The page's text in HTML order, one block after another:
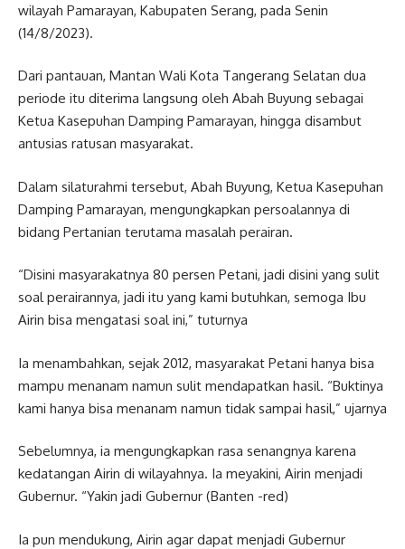
wilayah Pamarayan, Kabupaten Serang, pada Senin
(14/8/2023).
Dari pantauan, Mantan Wali Kota Tangerang Selatan dua
periode itu diterima langsung oleh Abah Buyung sebagai
Ketua Kasepuhan Damping Pamarayan, hingga disambut
antusias ratusan masyarakat.
Dalam silaturahmi tersebut, Abah Buyung, Ketua Kasepuhan
Damping Pamarayan, mengungkapkan persoalannya di
bidang Pertanian terutama masalah perairan.
“Disini masyarakatnya 80 persen Petani, jadi disini yang sulit
soal perairannya, jadi itu yang kami butuhkan, semoga Ibu
Airin bisa mengatasi soal ini,” tuturnya
Ia menambahkan, sejak 2012, masyarakat Petani hanya bisa
mampu menanam namun sulit mendapatkan hasil. “Buktinya
kami hanya bisa menanam namun tidak sampai hasil,” ujarnya
Sebelumnya, ia mengungkapkan rasa senangnya karena
kedatangan Airin di wilayahnya. Ia meyakini, Airin menjadi
Gubernur. “Yakin jadi Gubernur (Banten -red)
Ia pun mendukung, Airin agar dapat menjadi Gubernur